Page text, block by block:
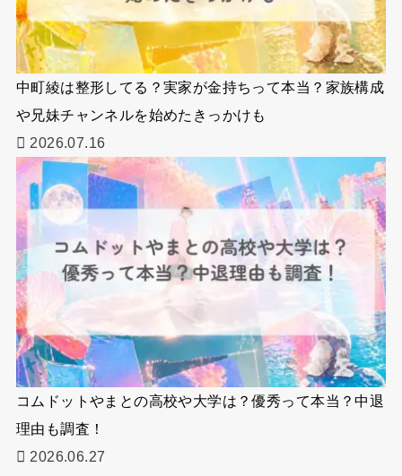
中町綾は整形してる？実家が金持ちって本当？家族構成
や兄妹チャンネルを始めたきっかけも
2026.07.16
コムドットやまとの高校や大学は？優秀って本当？中退
理由も調査！
2026.06.27